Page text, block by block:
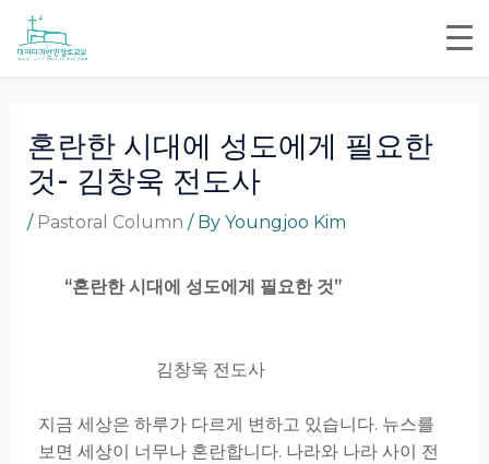
Skip
content
혼란한 시대에 성도에게 필요한
것- 김창욱 전도사
/ Pastoral Column / By Youngjoo Kim
“혼란한 시대에 성도에게 필요한 것”
김창욱 전도사
지금 세상은 하루가 다르게 변하고 있습니다. 뉴스를
보면 세상이 너무나 혼란합니다. 나라와 나라 사이 전
Post
navigation